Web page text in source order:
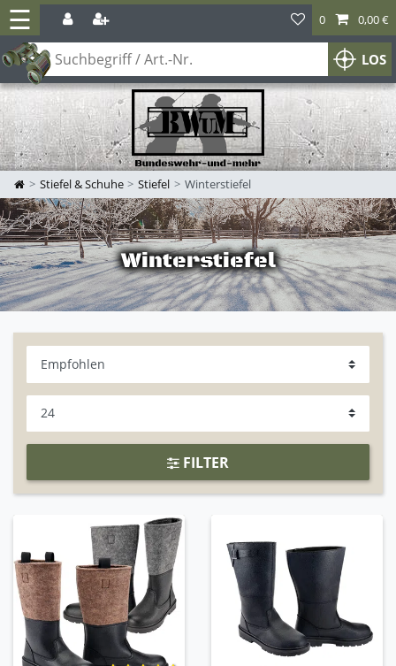
☰
LOS
0 0,00 €
Stiefel & Schuhe Stiefel Winterstiefel
Winterstiefel
FILTER